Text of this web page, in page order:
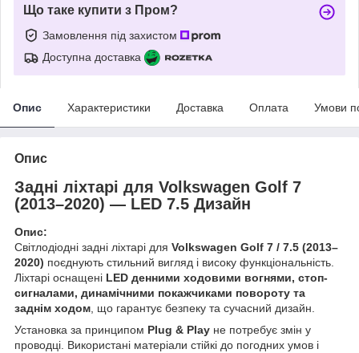
Що таке купити з Пром?
Замовлення під захистом
Доступна доставка
Опис Характеристики Доставка Оплата Умови
Опис
Задні ліхтарі для Volkswagen Golf 7
(2013–2020) — LED 7.5 Дизайн
Опис:
Світлодіодні задні ліхтарі для Volkswagen Golf 7 / 7.5 (2013–
2020) поєднують стильний вигляд і високу функціональність.
Ліхтарі оснащені LED денними ходовими вогнями, стоп-
сигналами, динамічними покажчиками повороту та
заднім ходом, що гарантує безпеку та сучасний дизайн.
Установка за принципом Plug & Play не потребує змін у
проводці. Використані матеріали стійкі до погодних умов і